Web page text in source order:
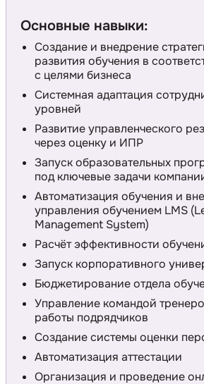
Основные навыки:
Создание и внедрение
развития обучения в
с целями бизнеса
Системная адаптация
уровней
Развитие управленческого
через оценку и ИПР
Запуск образовательных
под ключевые задачи
Автоматизация обучения и
управления обучением LMS
Management System)
Расчёт эффективности
Запуск корпоративного
Бюджетирование отдела
Управление командой
работы подрядчиков
Создание системы оценки
Автоматизация аттестации
Организация и проведение